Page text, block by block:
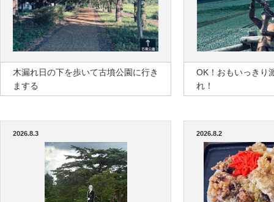
木漏れ日の下を歩いて古墳公園に行き
まする
OK！おもいっきり
れ！
2026.8.3 2026.8.2